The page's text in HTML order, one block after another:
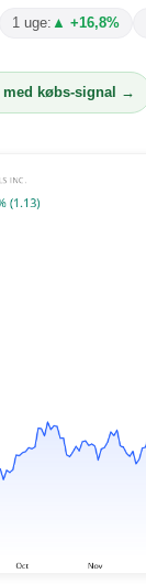
1 uge: ▲ +16,8%
med købs-signal →